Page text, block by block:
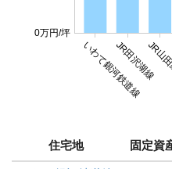
いわて銀河鉄道線
JR田沢湖線JR山
0万円/坪
住宅地 固定資